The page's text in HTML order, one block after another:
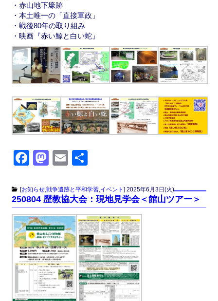
・赤山地下壕跡
・本土唯一の「直接軍政」
・戦後80年の取り組み
・映画『赤い鯨と白い蛇』
F
c
e
b
o
o
k
M
st
o
d
o
n
E
ail
[お知らせ, 戦争遺跡と平和学習 イベント ] 2025年6月3日(火)
250804 歴教協大会：現地見学会＜館山ツアー＞